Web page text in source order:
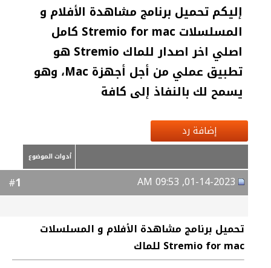
إليكم تحميل برنامج مشاهدة الأفلام و
المسلسلات Stremio for mac كامل
اصلي اخر اصدار للماك Stremio هو
تطبيق عملي من أجل أجهزة Mac، وهو
يسمح لك بالنفاذ إلى كافة
إضافة رد
أدوات الموضوع
1
تحميل برنامج مشاهدة الأفلام و المسلسلات
Stremio for mac للماك